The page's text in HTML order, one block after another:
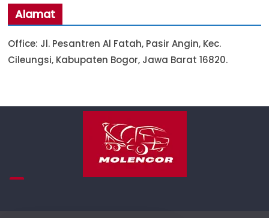
Alamat
Office: Jl. Pesantren Al Fatah, Pasir Angin, Kec.
Cileungsi, Kabupaten Bogor, Jawa Barat 16820.